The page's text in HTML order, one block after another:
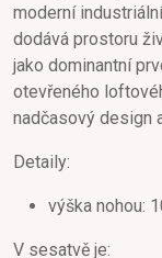
moderní
dodává prostoru
jako dominantní
otevřeného
nadčasový design
Detaily:
výška nohou:
V sesatvě je: